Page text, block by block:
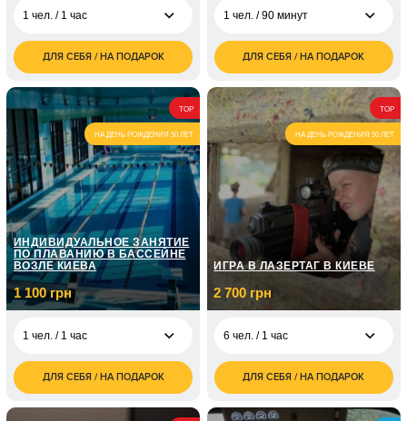
1 чел. / 1 час
2 200
грн
2 чел. / 1 час
4 400
грн
ДЛЯ СЕБЯ / НА ПОДАРОК
1 чел. / 90 минут
2 603
грн
2 чел. / 90 минут
4 000
грн
ДЛЯ СЕБЯ / НА ПОДАРОК
TOP
НА ДЕНЬ РОЖДЕНИЯ 50 ЛЕТ
ИНДИВИДУАЛЬНОЕ ЗАНЯТИЕ
ПО ПЛАВАНИЮ В БАССЕЙНЕ
ВОЗЛЕ КИЕВА
1 100 грн
1 чел. / 1 час
1 100
грн
ДЛЯ СЕБЯ / НА ПОДАРОК
TOP
НА ДЕНЬ РОЖДЕНИЯ 50 ЛЕТ
ИГРА В ЛАЗЕРТАГ В КИЕВЕ
2 700 грн
6 чел. / 1 час
2 700
грн
ДЛЯ СЕБЯ / НА ПОДАРОК